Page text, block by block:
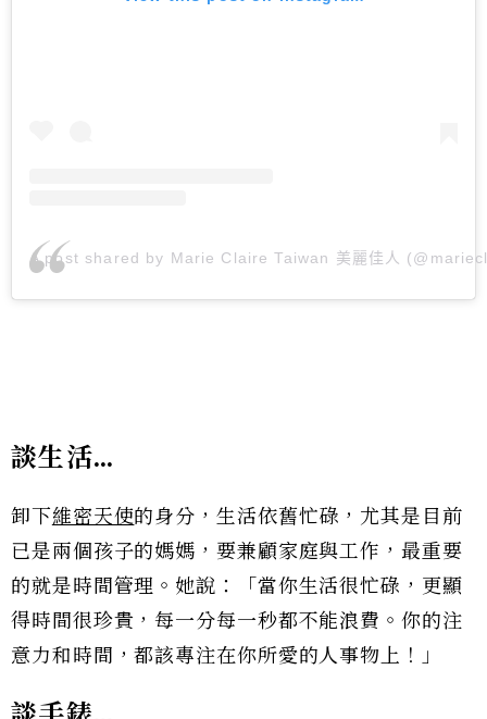
A post shared by Marie Claire Taiwan 美麗佳人
談生活…
卸下維密天使的身分，生活依舊忙碌，尤其是目前
已是兩個孩子的媽媽，要兼顧家庭與工作，最重要
的就是時間管理。她說：「當你生活很忙碌，更顯
得時間很珍貴，每一分每一秒都不能浪費。你的注
意力和時間，都該專注在你所愛的人事物上！」